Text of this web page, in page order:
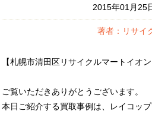
2015年01月25
著者：リサイ
【札幌市清田区リサイクルマートイオ
ご覧いただきありがとうございます。
本日ご紹介する買取事例は、レイコップ